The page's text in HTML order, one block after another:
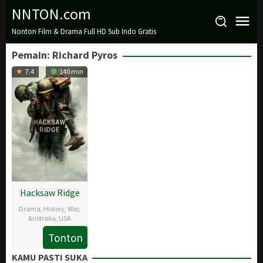
Loncat
konten
NNTON.com
Nonton Film & Drama Full HD Sub Indo Gratis
Pemain: Richard Pyros
7.4 140 min
Hacksaw Ridge
Drama History ,War,
Australia USA
4
Nov
Mel
Gibson,
Tonton
KAMU PASTI SUKA